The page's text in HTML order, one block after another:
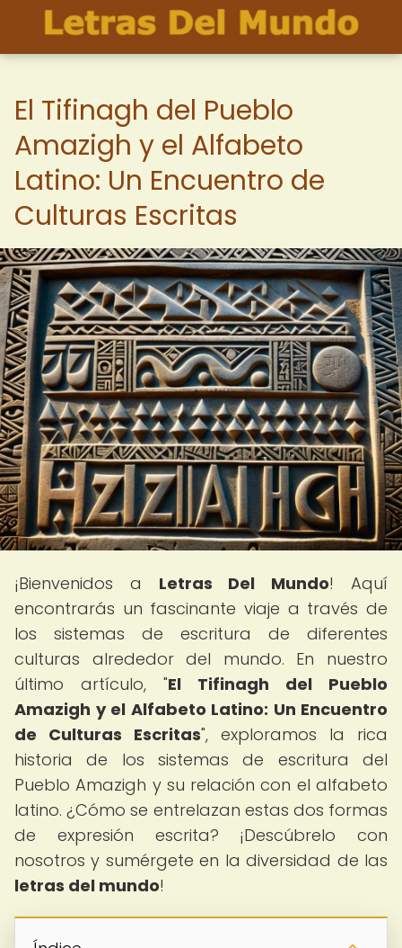
El Tifinagh del Pueblo
Amazigh y el Alfabeto
Latino: Un Encuentro de
Culturas Escritas
¡Bienvenidos a Letras Del Mundo! Aquí
encontrarás un fascinante viaje a través de
los sistemas de escritura de diferentes
culturas alrededor del mundo. En nuestro
último artículo, "El Tifinagh del Pueblo
Amazigh y el Alfabeto Latino: Un Encuentro
de Culturas Escritas", exploramos la rica
historia de los sistemas de escritura del
Pueblo Amazigh y su relación con el alfabeto
latino. ¿Cómo se entrelazan estas dos formas
de expresión escrita? ¡Descúbrelo con
nosotros y sumérgete en la diversidad de las
letras del mundo!